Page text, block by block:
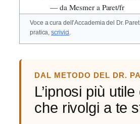
— da Mesmer a Paret/fr
Voce a cura dell’Accademia del Dr.
pratica,scrivici.
DAL METODO DEL DR.
L’ipnosi più
che rivolgi a te